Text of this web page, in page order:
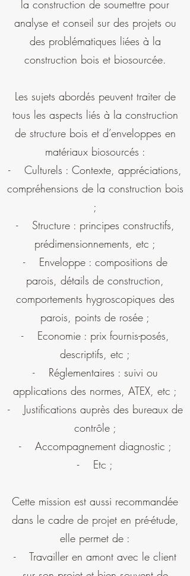
la construction de soumettre pour
analyse et conseil sur des projets ou
des problématiques liées à la
construction bois et biosourcée.
Les sujets abordés peuvent traiter de
tous les aspects liés à la construction
de structure bois et d’enveloppes en
matériaux biosourcés :
- Culturels : Contexte, appréciations,
compréhensions de la construction bois
;
- Structure : principes constructifs,
prédimensionnements, etc ;
- Enveloppe : compositions de
parois, détails de construction,
comportements hygroscopiques des
parois, points de rosée ;
- Economie : prix fournis-posés,
descriptifs, etc ;
- Réglementaires : suivi ou
applications des normes, ATEX, etc ;
- Justifications auprès des bureaux de
contrôle ;
- Accompagnement diagnostic ;
- Etc ;
Cette mission est aussi recommandée
dans le cadre de projet en pré-étude,
elle permet de :
- Travailler en amont avec le client